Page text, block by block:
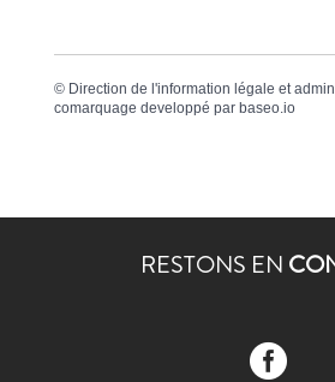
© Direction de l'information légale et
comarquage developpé par baseo.io
RESTONS EN
